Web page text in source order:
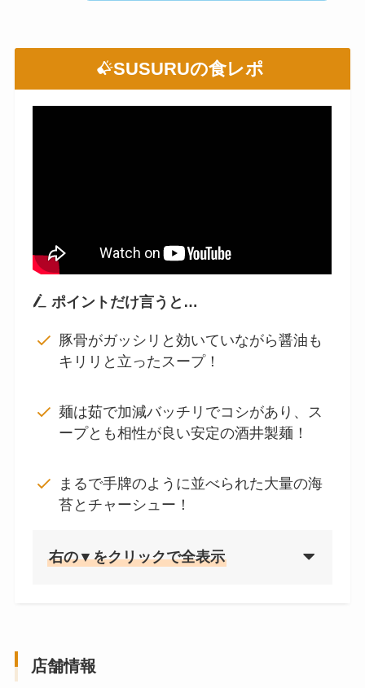
SUSURUの食レポ
ポイントだけ言うと…
豚骨がガッシリと効いていながら醤油も
キリリと立ったスープ！
麺は茹で加減バッチリでコシがあり、ス
ープとも相性が良い安定の酒井製麺！
まるで手牌のように並べられた大量の海
苔とチャーシュー！
右の▼をクリックで全表示
店舗情報